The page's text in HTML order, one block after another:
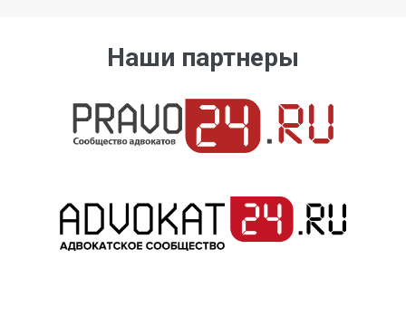
Наши партнеры